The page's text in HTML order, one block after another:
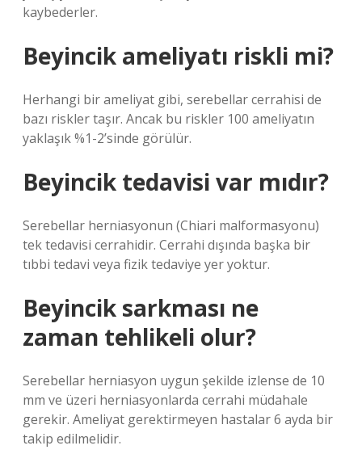
kaybederler.
Beyincik ameliyatı riskli mi?
Herhangi bir ameliyat gibi, serebellar cerrahisi de
bazı riskler taşır. Ancak bu riskler 100 ameliyatın
yaklaşık %1-2’sinde görülür.
Beyincik tedavisi var mıdır?
Serebellar herniasyonun (Chiari malformasyonu)
tek tedavisi cerrahidir. Cerrahi dışında başka bir
tıbbi tedavi veya fizik tedaviye yer yoktur.
Beyincik sarkması ne
zaman tehlikeli olur?
Serebellar herniasyon uygun şekilde izlense de 10
mm ve üzeri herniasyonlarda cerrahi müdahale
gerekir. Ameliyat gerektirmeyen hastalar 6 ayda bir
takip edilmelidir.